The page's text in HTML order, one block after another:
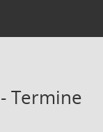
Termine